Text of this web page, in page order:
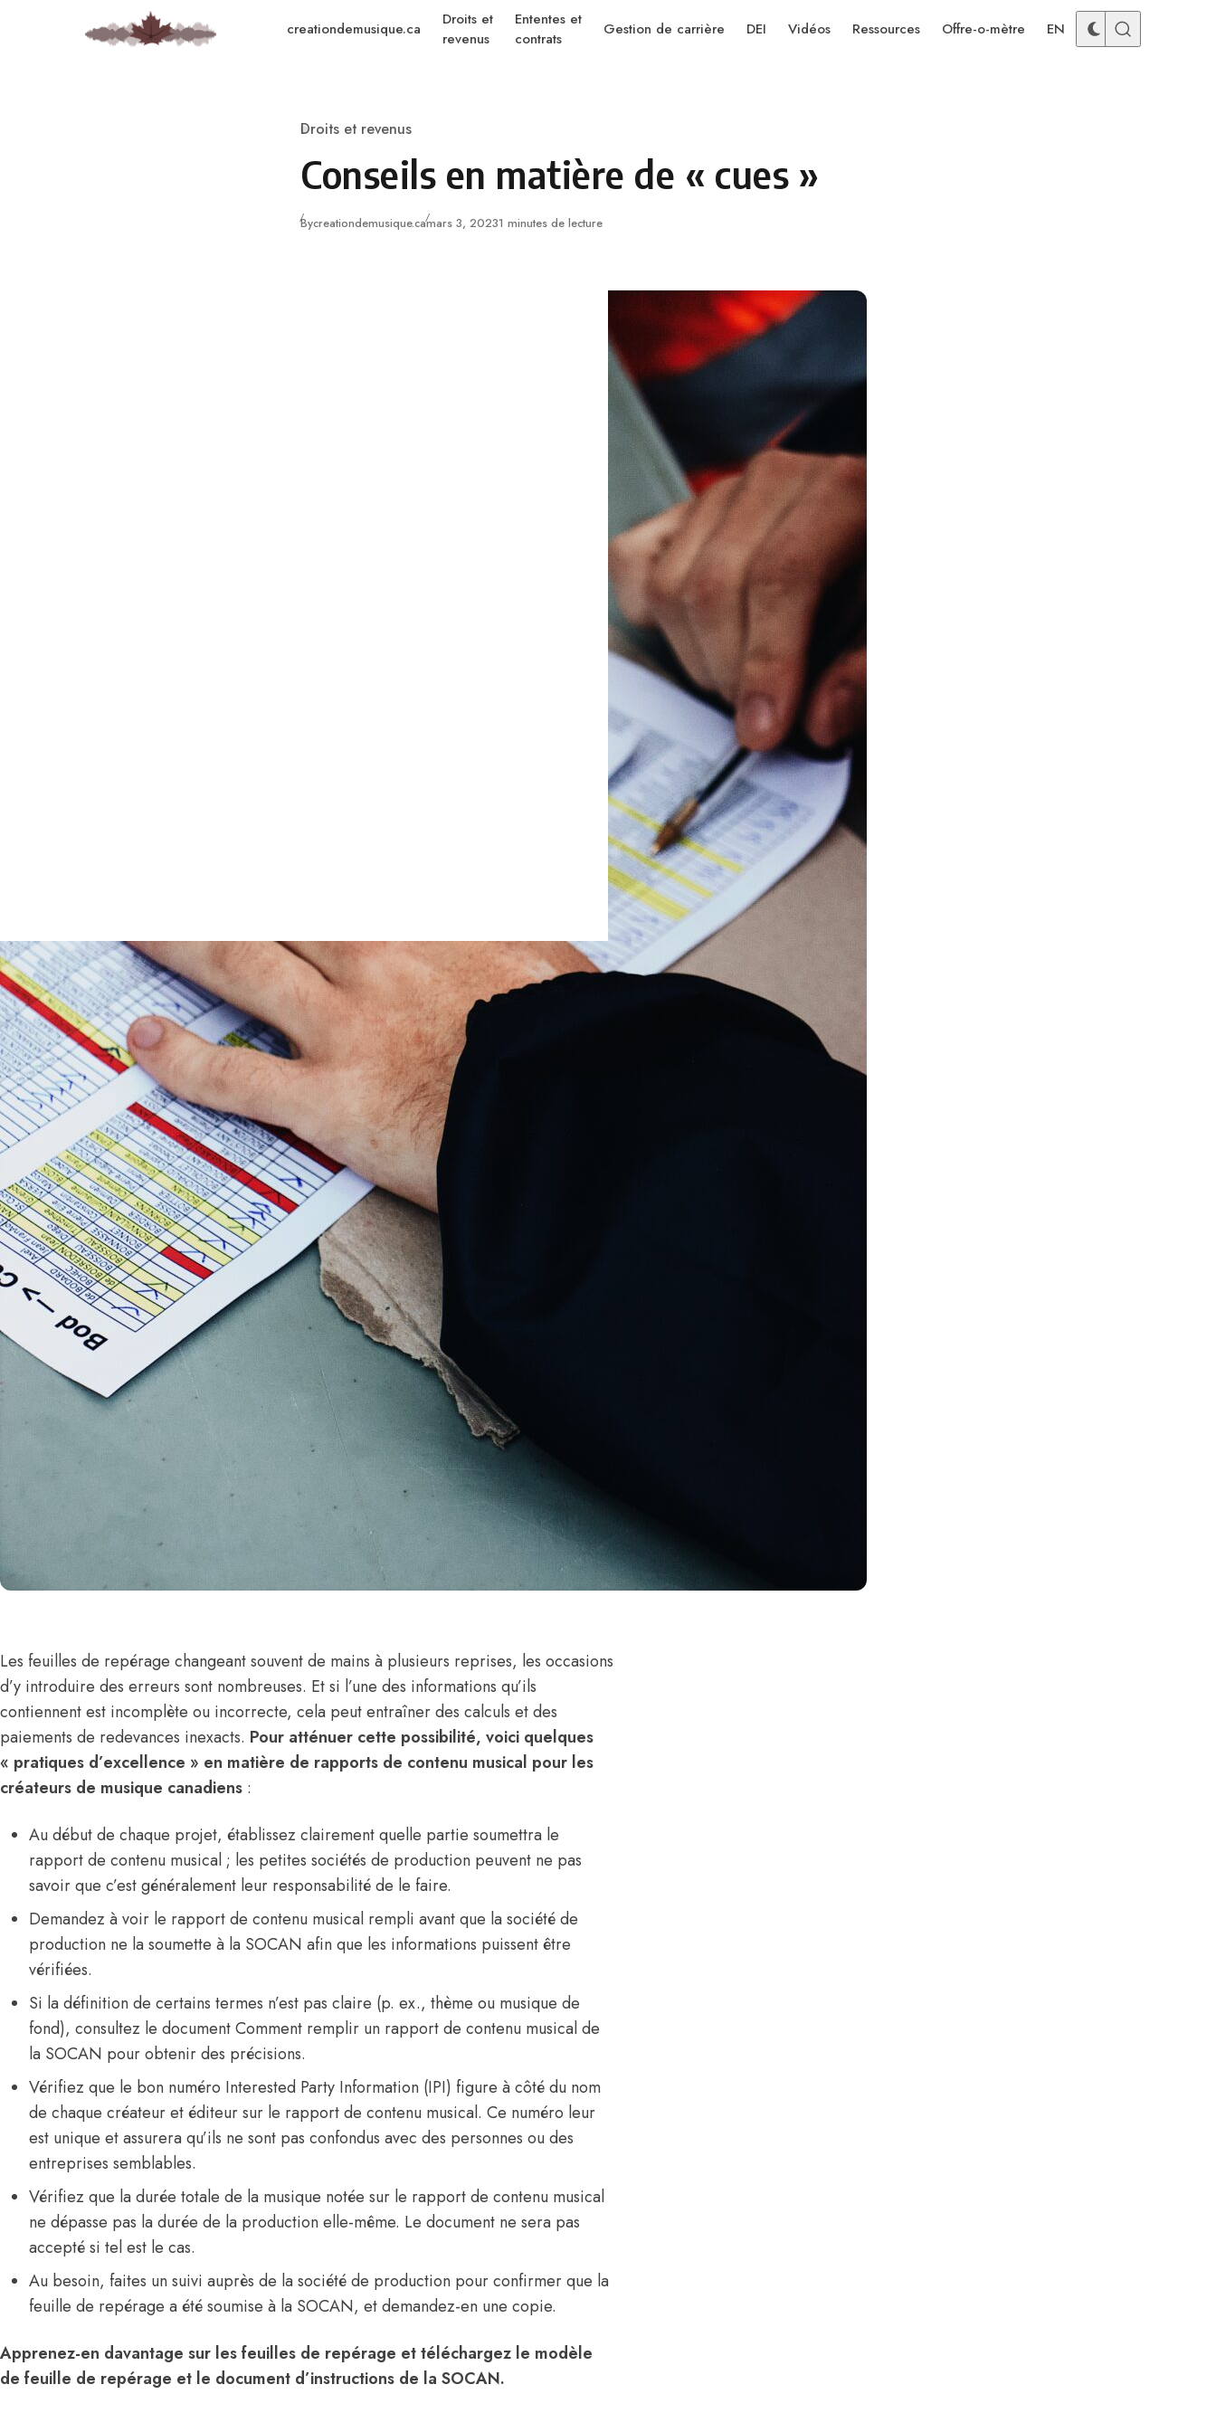
creationdemusique.ca
Droits et
revenus
Ententes et
contrats
Gestion de carrière DEI Vidéos Ressources Offre-o-mètre EN
Catégorie
Droits et revenus
Conseils en matière de « cues »
Bycreationdemusique.caPublished
mars 3, 20231 minutes de lecture
Les feuilles de repérage changeant souvent de mains à plusieurs reprises, les occasions
d’y introduire des erreurs sont nombreuses. Et si l’une des informations qu’ils
contiennent est incomplète ou incorrecte, cela peut entraîner des calculs et des
paiements de redevances inexacts. Pour atténuer cette possibilité, voici quelques
« pratiques d’excellence » en matière de rapports de contenu musical pour les
créateurs de musique canadiens :
Au début de chaque projet, établissez clairement quelle partie soumettra le
rapport de contenu musical ; les petites sociétés de production peuvent ne pas
savoir que c’est généralement leur responsabilité de le faire.
Demandez à voir le rapport de contenu musical rempli avant que la société de
production ne la soumette à la SOCAN afin que les informations puissent être
vérifiées.
Si la définition de certains termes n’est pas claire (p. ex., thème ou musique de
fond), consultez le documentComment remplir un rapport de contenu musical de
la SOCAN pour obtenir des précisions.
Vérifiez que le bon numéro Interested Party Information (IPI) figure à côté du nom
de chaque créateur et éditeur sur le rapport de contenu musical. Ce numéro leur
est unique et assurera qu’ils ne sont pas confondus avec des personnes ou des
entreprises semblables.
Vérifiez que la durée totale de la musique notée sur le rapport de contenu musical
ne dépasse pas la durée de la production elle-même. Le document ne sera pas
accepté si tel est le cas.
Au besoin, faites un suivi auprès de la société de production pour confirmer que la
feuille de repérage a été soumise à la SOCAN, et demandez-en une copie.
Apprenez-en davantage sur les feuilles de repérage et téléchargez le modèle
de feuille de repérage et le document d’instructions de la SOCAN.